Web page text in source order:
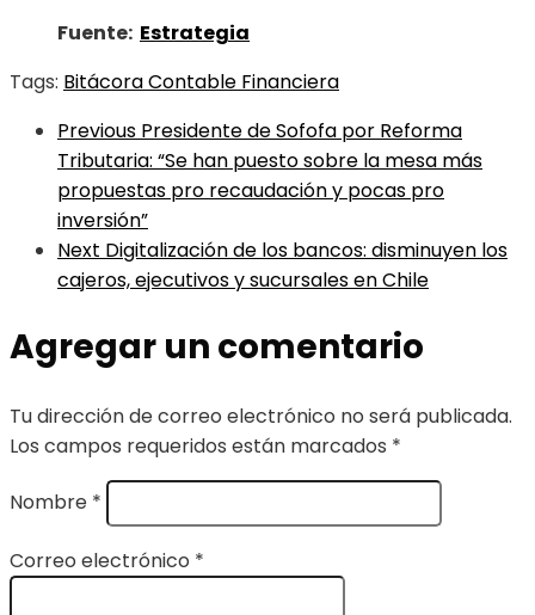
Fuente: Estrategia
Tags: Bitácora Contable Financiera
Previous Presidente de Sofofa por Reforma
Tributaria: “Se han puesto sobre la mesa más
propuestas pro recaudación y pocas pro
inversión”
Next Digitalización de los bancos: disminuyen los
cajeros, ejecutivos y sucursales en Chile
Agregar un comentario
Tu dirección de correo electrónico no será publicada.
Los campos requeridos están marcados *
Nombre *
Correo electrónico *